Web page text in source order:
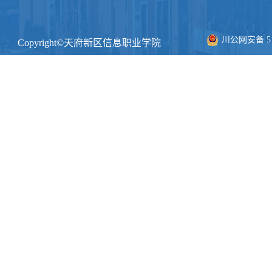
Copyright©天府新区信息职业学院 川公网安备